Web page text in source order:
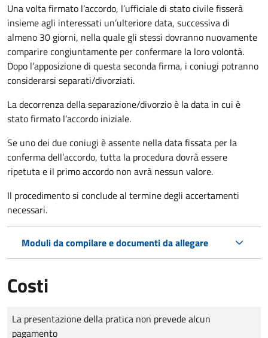
Una volta firmato l’accordo, l’ufficiale di stato civile fisserà
insieme agli interessati un’ulteriore data, successiva di
almeno 30 giorni, nella quale gli stessi dovranno nuovamente
comparire congiuntamente per confermare la loro volontà.
Dopo l’apposizione di questa seconda firma, i coniugi potranno
considerarsi separati/divorziati.
La decorrenza della separazione/divorzio è la data in cui è
stato firmato l’accordo iniziale.
Se uno dei due coniugi è assente nella data fissata per la
conferma dell’accordo, tutta la procedura dovrà essere
ripetuta e il primo accordo non avrà nessun valore.
Il procedimento si conclude al termine degli accertamenti
necessari.
Moduli da compilare e documenti da allegare
Costi
Tipo di pagamento
Importo
La presentazione della pratica non prevede alcun
pagamento